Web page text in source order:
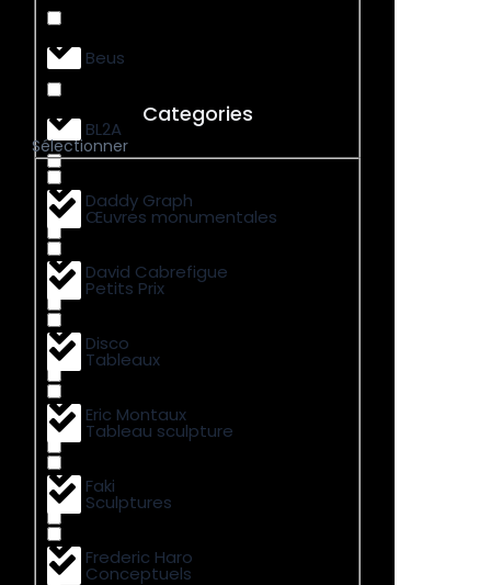
Beus
BL2A
Daddy Graph
David Cabrefigue
Disco
Eric Montaux
Faki
Frederic Haro
Categories
Sélectionner
Œuvres monumentales
Petits Prix
Tableaux
Tableau sculpture
Sculptures
Conceptuels